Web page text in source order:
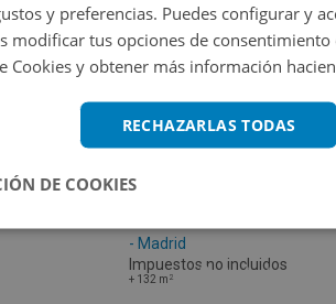
- Madrid
Impuestos no incluidos
+ 132 m 2
y preferencias. Puedes configurar y
modificar tus opciones de
Cookies y obtener más información
RECHAZARLAS TODAS
DE COOKIES